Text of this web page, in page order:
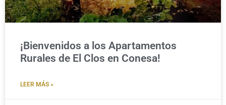
¡Bienvenidos a los Apartamentos
Rurales de El Clos en Conesa!
LEER MÁS »